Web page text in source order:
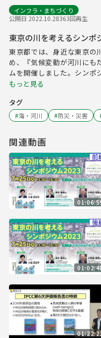
インフラ・まちづくり
公開日 2022.10.28363回再生
東京の川を考えるシンポ
東京都では、身近な東京の
め、『気候変動が河川にも
ムを開催しました。シンポ
もっと見る
タグ
#海・河川 #防災・災害
関連動画